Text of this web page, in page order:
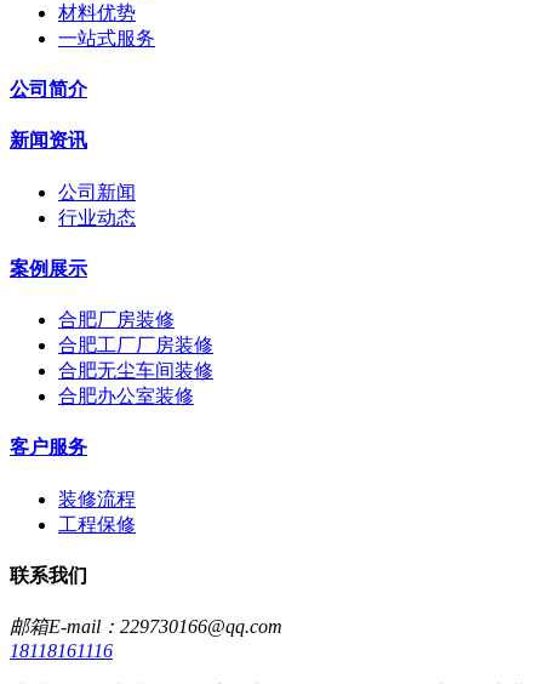
材料优势
一站式服务
公司简介
新闻资讯
公司新闻
行业动态
案例展示
合肥厂房装修
合肥工厂厂房装修
合肥无尘车间装修
合肥办公室装修
客户服务
装修流程
工程保修
联系我们
邮箱E-mail：229730166@qq.com
18118161116